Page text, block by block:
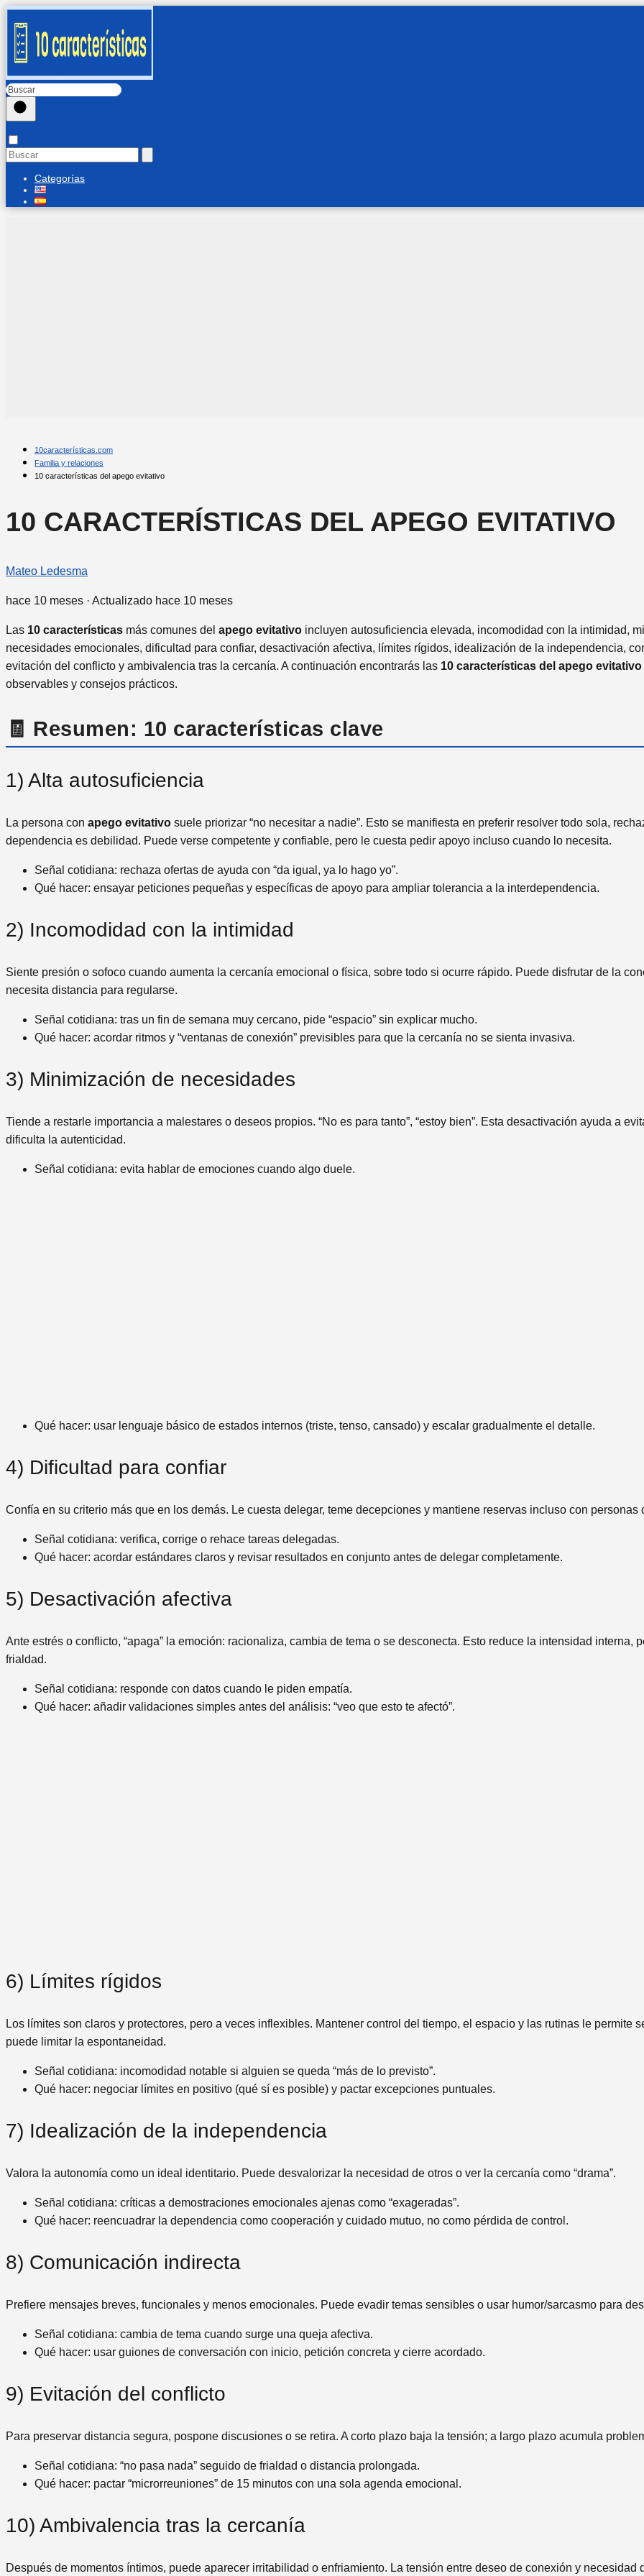
Categorías
10características.com
Familia y relaciones
10 características del apego evitativo
10 CARACTERÍSTICAS DEL APEGO EVITATIVO
Mateo Ledesma
hace 10 meses · Actualizado hace 10 meses
Las 10 características más comunes del apego evitativo incluyen autosuficiencia elevada, incomodidad con la intimidad,
necesidades emocionales, dificultad para confiar, desactivación afectiva, límites rígidos, idealización de la independencia,
evitación del conflicto y ambivalencia tras la cercanía. A continuación encontrarás las 10 características del apego evitativo
observables y consejos prácticos.
🧾 Resumen: 10 características clave
1) Alta autosuficiencia
La persona con apego evitativo suele priorizar “no necesitar a nadie”. Esto se manifiesta en preferir resolver todo sola,
dependencia es debilidad. Puede verse competente y confiable, pero le cuesta pedir apoyo incluso cuando lo necesita.
Señal cotidiana: rechaza ofertas de ayuda con “da igual, ya lo hago yo”.
Qué hacer: ensayar peticiones pequeñas y específicas de apoyo para ampliar tolerancia a la interdependencia.
2) Incomodidad con la intimidad
Siente presión o sofoco cuando aumenta la cercanía emocional o física, sobre todo si ocurre rápido. Puede disfrutar de la
necesita distancia para regularse.
Señal cotidiana: tras un fin de semana muy cercano, pide “espacio” sin explicar mucho.
Qué hacer: acordar ritmos y “ventanas de conexión” previsibles para que la cercanía no se sienta invasiva.
3) Minimización de necesidades
Tiende a restarle importancia a malestares o deseos propios. “No es para tanto”, “estoy bien”. Esta desactivación ayuda a
dificulta la autenticidad.
Señal cotidiana: evita hablar de emociones cuando algo duele.
Qué hacer: usar lenguaje básico de estados internos (triste, tenso, cansado) y escalar gradualmente el detalle.
4) Dificultad para confiar
Confía en su criterio más que en los demás. Le cuesta delegar, teme decepciones y mantiene reservas incluso con personas
Señal cotidiana: verifica, corrige o rehace tareas delegadas.
Qué hacer: acordar estándares claros y revisar resultados en conjunto antes de delegar completamente.
5) Desactivación afectiva
Ante estrés o conflicto, “apaga” la emoción: racionaliza, cambia de tema o se desconecta. Esto reduce la intensidad interna,
frialdad.
Señal cotidiana: responde con datos cuando le piden empatía.
Qué hacer: añadir validaciones simples antes del análisis: “veo que esto te afectó”.
6) Límites rígidos
Los límites son claros y protectores, pero a veces inflexibles. Mantener control del tiempo, el espacio y las rutinas le permite
puede limitar la espontaneidad.
Señal cotidiana: incomodidad notable si alguien se queda “más de lo previsto”.
Qué hacer: negociar límites en positivo (qué sí es posible) y pactar excepciones puntuales.
7) Idealización de la independencia
Valora la autonomía como un ideal identitario. Puede desvalorizar la necesidad de otros o ver la cercanía como “drama”.
Señal cotidiana: críticas a demostraciones emocionales ajenas como “exageradas”.
Qué hacer: reencuadrar la dependencia como cooperación y cuidado mutuo, no como pérdida de control.
8) Comunicación indirecta
Prefiere mensajes breves, funcionales y menos emocionales. Puede evadir temas sensibles o usar humor/sarcasmo para
Señal cotidiana: cambia de tema cuando surge una queja afectiva.
Qué hacer: usar guiones de conversación con inicio, petición concreta y cierre acordado.
9) Evitación del conflicto
Para preservar distancia segura, pospone discusiones o se retira. A corto plazo baja la tensión; a largo plazo acumula
Señal cotidiana: “no pasa nada” seguido de frialdad o distancia prolongada.
Qué hacer: pactar “microrreuniones” de 15 minutos con una sola agenda emocional.
10) Ambivalencia tras la cercanía
Después de momentos íntimos, puede aparecer irritabilidad o enfriamiento. La tensión entre deseo de conexión y necesidad